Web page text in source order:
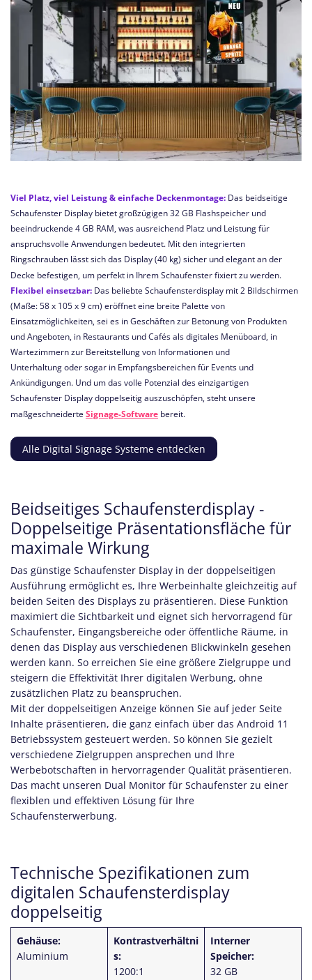
Viel Platz, viel Leistung & einfache Deckenmontage: Das beidseitige
Schaufenster Display bietet großzügigen 32 GB Flashspeicher und
beeindruckende 4 GB RAM, was ausreichend Platz und Leistung für
anspruchsvolle Anwendungen bedeutet. Mit den integrierten
Ringschrauben lässt sich das Display (40 kg) sicher und elegant an der
Decke befestigen, um perfekt in Ihrem Schaufenster fixiert zu werden.
Flexibel einsetzbar:
(Maße: 58 x 105 x 9 cm) eröffnet eine breite Palette von
Einsatzmöglichkeiten, sei es in Geschäften zur Betonung von Produkten
und Angeboten, in Restaurants und Cafés als digitales Menüboard, in
Wartezimmern zur Bereitstellung von Informationen und
Unterhaltung oder sogar in Empfangsbereichen für Events und
Ankündigungen. Und um das volle Potenzial des einzigartigen
Schaufenster Display doppelseitig auszuschöpfen, steht unsere
maßgeschneiderte Signage-Software bereit.
Alle Digital Signage Systeme entdecken
Beidseitiges Schaufensterdisplay -
Doppelseitige Präsentationsfläche für
maximale Wirkung
Das günstige Schaufenster Display in der doppelseitigen
Ausführung ermöglicht es, Ihre Werbeinhalte gleichzeitig auf
beiden Seiten des Displays zu präsentieren. Diese Funktion
maximiert die Sichtbarkeit und eignet sich hervorragend für
Schaufenster, Eingangsbereiche oder öffentliche Räume, in
denen das Display aus verschiedenen Blickwinkeln gesehen
werden kann. So erreichen Sie eine größere Zielgruppe und
steigern die Effektivität Ihrer digitalen Werbung, ohne
zusätzlichen Platz zu beanspruchen.
Mit der doppelseitigen Anzeige können Sie auf jeder Seite
Inhalte präsentieren, die ganz einfach über das Android 11
Betriebssystem gesteuert werden. So können Sie gezielt
verschiedene Zielgruppen ansprechen und Ihre
Werbebotschaften in hervorragender Qualität präsentieren.
Das macht unseren Dual Monitor für Schaufenster zu einer
flexiblen und effektiven Lösung für Ihre
Schaufensterwerbung.
Technische Spezifikationen zum
digitalen Schaufensterdisplay
doppelseitig
Gehäuse:
Aluminium
Kontrastverhältni
s:
1200:1
Interner
Speicher:
32 GB